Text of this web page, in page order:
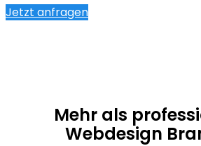
Jetzt anfragen
Mehr als
Webdesign